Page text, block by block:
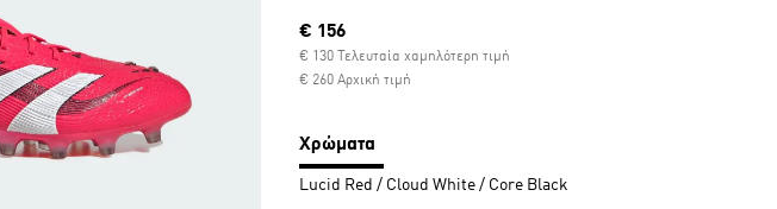
Τρέχουσα τιμή
€ 156
€ 130 Τελευταία χαμηλότερη τιμή
€ 260 Αρχική τιμή
Χρώματα
Lucid Red / Cloud White / Core Black